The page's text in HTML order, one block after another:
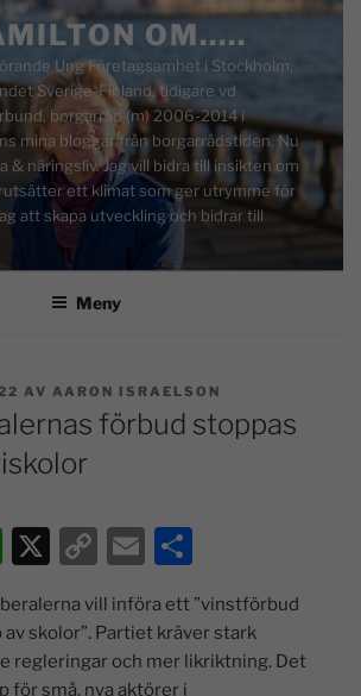
OM…..
Ung Företagsamhet i Stockholm,
Sverige-Finland, tidigare vd
borgarråd (m) 2006-2014 i
mina bloggar från borgarrådstiden. Nu
& näringsliv. Jag vill bidra till insikten om
ett klimat som ger utrymme för
att skapa utveckling och bidrar till
Meny
AV AARON ISRAELSON
förbud stoppas
W
at
s
X
C
p
y
E
ai
l
a
vill införa ett ”vinstförbud
skolor”. Partiet kräver stark
regleringar och mer likriktning. Det
för små, nya aktörer i